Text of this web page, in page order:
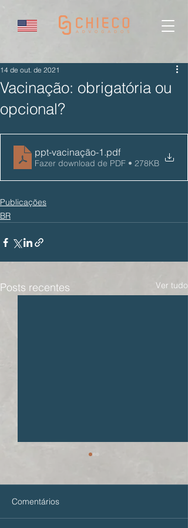
Vacinação: obrigatória ou
opcional?
14 de out. de 2021
ppt-vacinação-1 .pdf
Fazer download de PDF • 278KB
Publicações
BR
Posts recentes Ver tudo
Comentários